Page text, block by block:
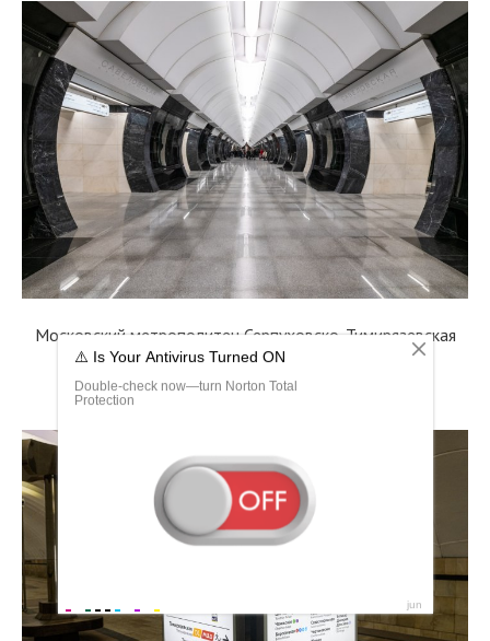
Московский метрополитен Серпуховско-Тимирязевская
линия